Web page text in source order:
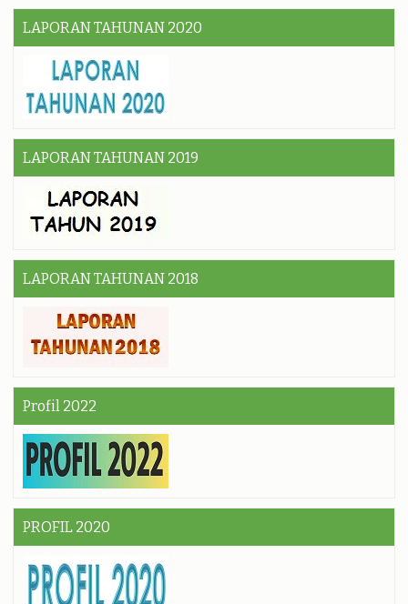
LAPORAN TAHUNAN 2020
LAPORAN TAHUNAN 2019
LAPORAN TAHUNAN 2018
Profil 2022
PROFIL 2020